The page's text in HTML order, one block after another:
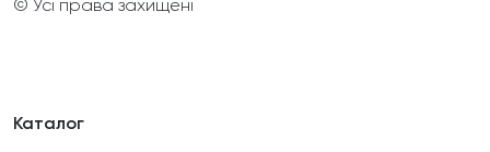
© Усі права захищені
Каталог